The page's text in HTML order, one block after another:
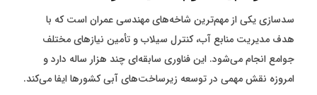
سدسازی یکی از مهم‌ترین شاخه‌های مهندسی عمران است که با
هدف مدیریت منابع آب، کنترل سیلاب و تأمین نیازهای مختلف
جوامع انجام می‌شود. این فناوری سابقه‌ای چند هزار ساله دارد و
امروزه نقش مهمی در توسعه زیرساخت‌های آبی کشورها ایفا می‌کند.